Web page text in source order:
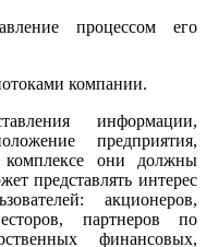
процессом его
компании.
информации,
предприятия,
они должны
представлять интерес
акционеров,
партнеров по
финансовых,